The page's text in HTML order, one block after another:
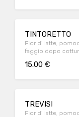
TINTORETTO
Fior di latte,
faggio dopo
15.00 €
TREVISI
Fior di latte,